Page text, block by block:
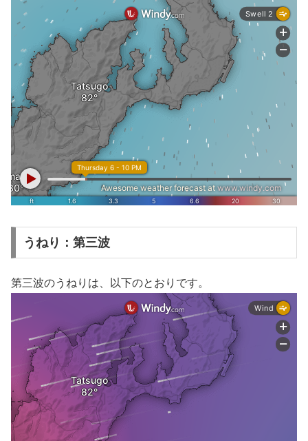
うねり：第三波
第三波のうねりは、以下のとおりです。